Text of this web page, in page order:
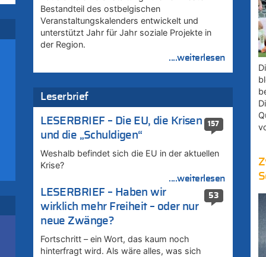
Bestandteil des ostbelgischen
Veranstaltungskalenders entwickelt und
unterstützt Jahr für Jahr soziale Projekte in
der Region.
....weiterlesen
Leserbrief
157
LESERBRIEF – Die EU, die Krisen
und die „Schuldigen“
Weshalb befindet sich die EU in der aktuellen
Krise?
....weiterlesen
53
LESERBRIEF – Haben wir
wirklich mehr Freiheit – oder nur
neue Zwänge?
Fortschritt – ein Wort, das kaum noch
hinterfragt wird. Als wäre alles, was sich